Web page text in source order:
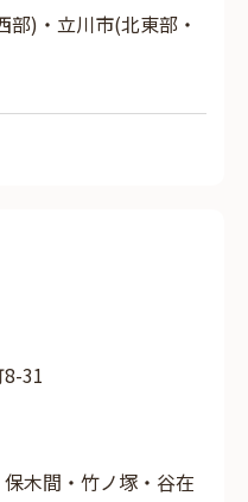
部)・立川市(北東部・
31
木間・竹ノ塚・谷在